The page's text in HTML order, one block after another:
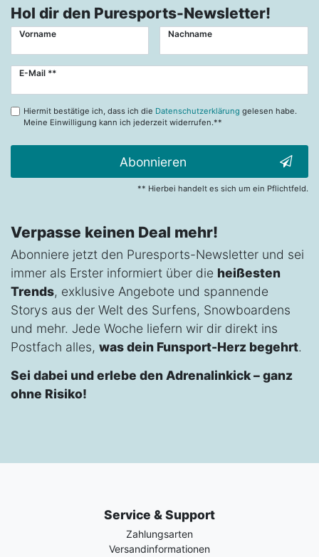
Hol dir den Puresports-Newsletter!
Vorname Nachname
E-Mail **
Newsletter
Hiermit bestätige ich, dass ich die Datenschutzerklärung gelesen habe.
Meine Einwilligung kann ich jederzeit widerrufen.**
Abonnieren
** Hierbei handelt es sich um ein Pflichtfeld.
Verpasse keinen Deal mehr!
Abonniere jetzt den Puresports-Newsletter und sei
immer als Erster informiert über die heißesten
Trends, exklusive Angebote und spannende
Storys aus der Welt des Surfens, Snowboardens
und mehr. Jede Woche liefern wir dir direkt ins
Postfach alles, was dein Funsport-Herz begehrt.
Sei dabei und erlebe den Adrenalinkick – ganz
ohne Risiko!
Service & Support
Zahlungsarten
Versandinformationen